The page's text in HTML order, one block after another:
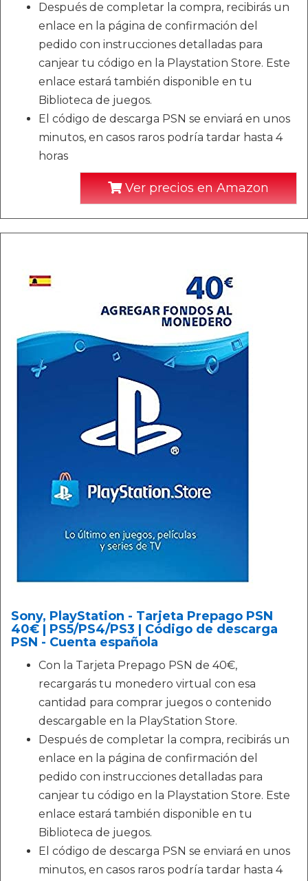
Después de completar la compra, recibirás un
enlace en la página de confirmación del
pedido con instrucciones detalladas para
canjear tu código en la Playstation Store. Este
enlace estará también disponible en tu
Biblioteca de juegos.
El código de descarga PSN se enviará en unos
minutos, en casos raros podría tardar hasta 4
horas
Ver precios en Amazon
Sony, PlayStation - Tarjeta Prepago PSN
40€ | PS5/PS4/PS3 | Código de descarga
PSN - Cuenta española
Con la Tarjeta Prepago PSN de 40€,
recargarás tu monedero virtual con esa
cantidad para comprar juegos o contenido
descargable en la PlayStation Store.
Después de completar la compra, recibirás un
enlace en la página de confirmación del
pedido con instrucciones detalladas para
canjear tu código en la Playstation Store. Este
enlace estará también disponible en tu
Biblioteca de juegos.
El código de descarga PSN se enviará en unos
minutos, en casos raros podría tardar hasta 4